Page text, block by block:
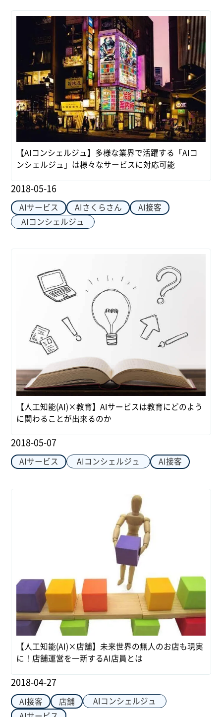
【AIコンシェルジュ】多様な業界で活躍する「AIコ
ンシェルジュ」は様々なサービスに対応可能
2018-05-16
AIサービス AIさくらさん
AI接客
AIコンシェルジュ
【人工知能(AI)×教育】AIサービスは教育にどのよう
に関わることが出来るのか
2018-05-07
AIサービス AIコンシェルジュ AI接客
【人工知能(AI)×店舗】未来世界の無人のお店も現実
に！店舗運営を一新するAI店員とは
2018-04-27
AI接客 店舗
AIコンシェルジュ